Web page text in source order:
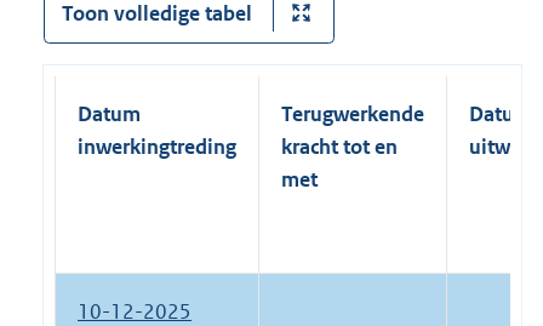
Toon volledige tabel
Datum
inwerkingtreding
Terugwerkende
kracht tot en
met
Datum
10-12-2025